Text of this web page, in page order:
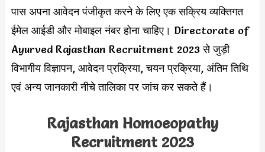
पास अपना आवेदन पंजीकृत करने के लिए एक सक्रिय व्यक्तिगत
ईमेल आईडी और मोबाइल नंबर होना चाहिए। Directorate of
Ayurved Rajasthan Recruitment 2023 से जुड़ी
विभागीय विज्ञापन, आवेदन प्रक्रिया, चयन प्रक्रिया, अंतिम तिथि
एवं अन्य जानकारी नीचे तालिका पर जांच कर सकते हैं।
Rajasthan Homoeopathy
Recruitment 2023